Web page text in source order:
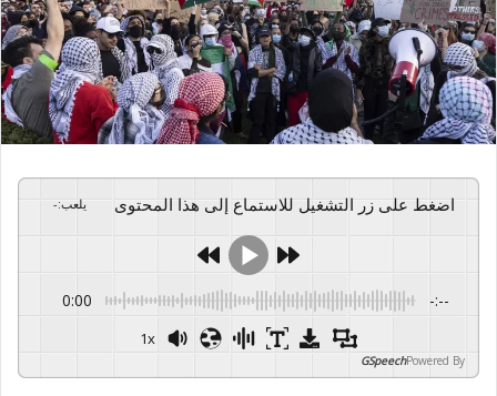
اضغط على زر التشغيل للاستماع إلى هذا المحتوى يلعب:
-
0:00 -:--
1x
Powered By
GSpeech